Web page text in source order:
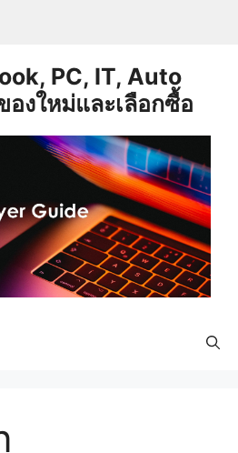
PC, IT, Auto
งใหม่และเลือกซื้อ